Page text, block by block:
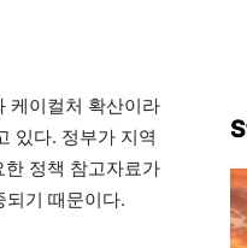
케이컬처 확산이라
있다. 정부가 지역
정책 참고자료가
되기 때문이다.